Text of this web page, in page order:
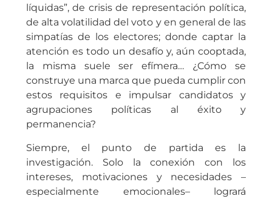
líquidas”, de crisis de representación política,
de alta volatilidad del voto y en general de las
simpatías de los electores; donde captar la
atención es todo un desafío y, aún cooptada,
la misma suele ser efímera… ¿Cómo se
construye una marca que pueda cumplir con
estos requisitos e impulsar candidatos y
agrupaciones políticas al éxito y
permanencia?
Siempre, el punto de partida es la
investigación. Solo la conexión con los
intereses, motivaciones y necesidades –
especialmente emocionales– logrará